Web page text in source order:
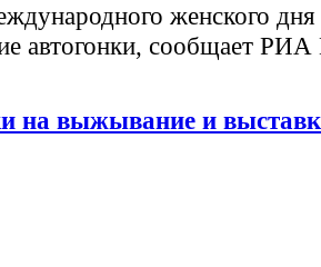
женского
автогонки, сообщает
на выжывание и